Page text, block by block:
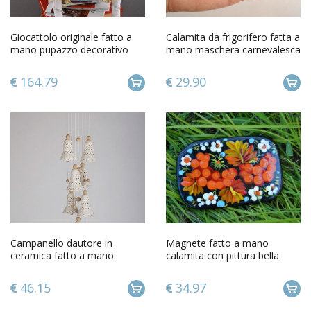
Giocattolo originale fatto a
mano pupazzo decorativo
164.79
Calamita da frigorifero fatta a
mano maschera carnevalesca
29.90
Campanello dautore in
ceramica fatto a mano
46.15
Magnete fatto a mano
calamita con pittura bella
34.97